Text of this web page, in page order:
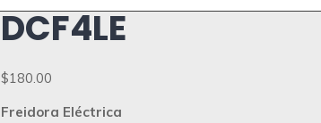
DCF4LE
$180.00
Freidora Eléctrica